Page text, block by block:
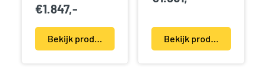
€1.847,-
Bekijk product(en) Bekijk product(en)